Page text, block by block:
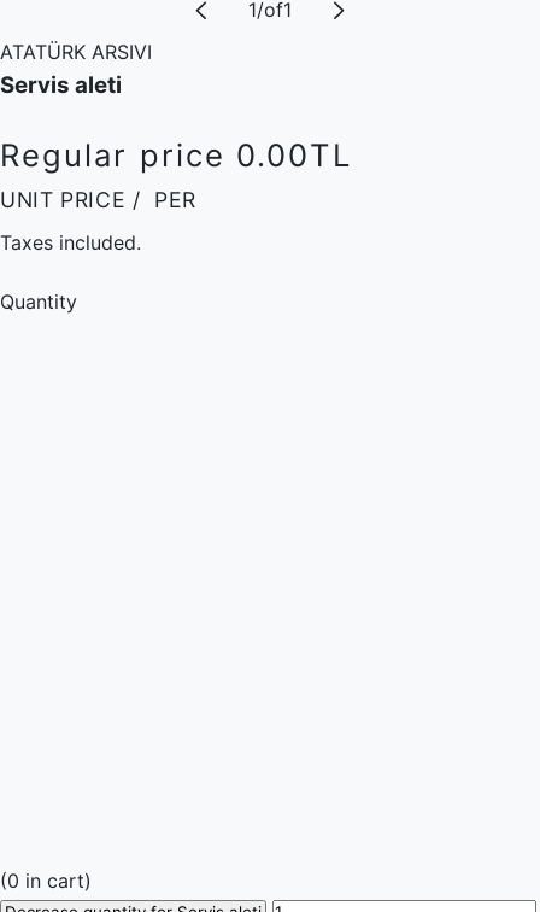
1/of1
ATATÜRK ARSIVI
Servis aleti
Regular price 0.00TL
UNIT PRICE / PER
Taxes included.
Quantity
(0 in cart)